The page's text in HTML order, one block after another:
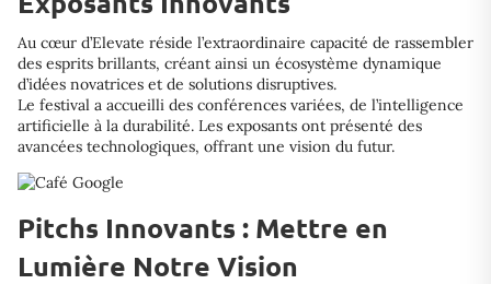
Au cœur d’Elevate réside l’extraordinaire capacité de rassembler
des esprits brillants, créant ainsi un écosystème dynamique
d’idées novatrices et de solutions disruptives.
Le festival a accueilli des conférences variées, de l’intelligence
artificielle à la durabilité. Les exposants ont présenté des
avancées technologiques, offrant une vision du futur.
Pitchs Innovants : Mettre en
Lumière Notre Vision